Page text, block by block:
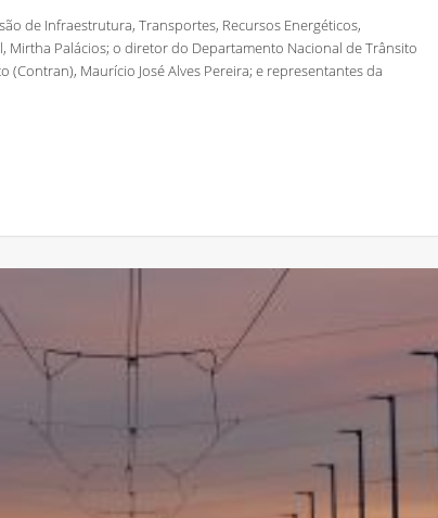
de Infraestrutura, Transportes, Recursos Energéticos,
Mirtha Palácios; o diretor do Departamento Nacional de Trânsito
Maurício José Alves Pereira; e representantes da